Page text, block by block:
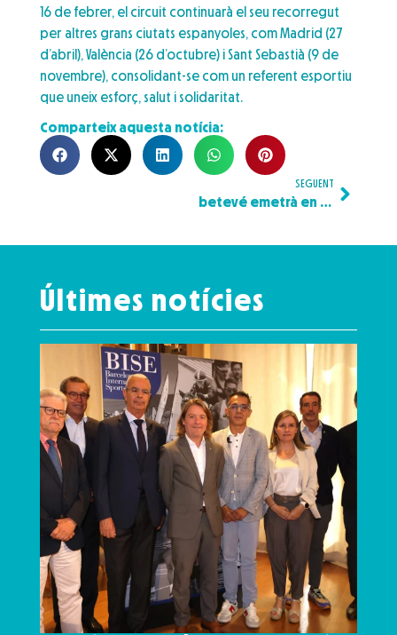
16 de febrer, el circuit continuarà el seu recorregut
per altres grans ciutats espanyoles, com Madrid (27
d’abril), València (26 d’octubre) i Sant Sebastià (9 de
novembre), consolidant-se com un referent esportiu
que uneix esforç, salut i solidaritat.
Comparteix aquesta notícia:
SEGUENT
betevé emetrà en directe la eDreams Mitja Marató Barcelona by Brooks: la cursa, del primer a l’últim atleta
Últimes notícies